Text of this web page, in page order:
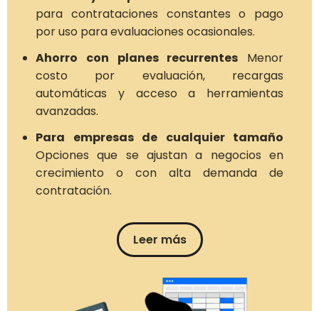
para contrataciones constantes o pago
por uso para evaluaciones ocasionales.
Ahorro con planes recurrentes Menor
costo por evaluación, recargas
automáticas y acceso a herramientas
avanzadas.
Para empresas de cualquier tamaño
Opciones que se ajustan a negocios en
crecimiento o con alta demanda de
contratación.
Leer más